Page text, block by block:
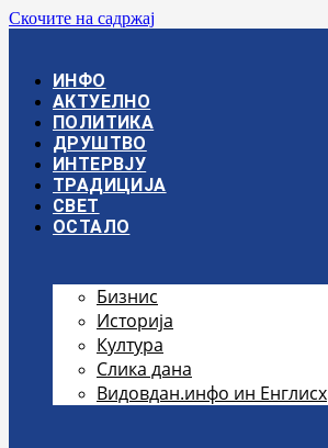
Скочите на садржај
ИНФО
АКТУЕЛНО
ПОЛИТИКА
ДРУШТВО
ИНТЕРВЈУ
ТРАДИЦИЈА
СВЕТ
ОСТАЛО
Бизнис
Историја
Култура
Слика дана
Видовдан.инфо ин Енглисх